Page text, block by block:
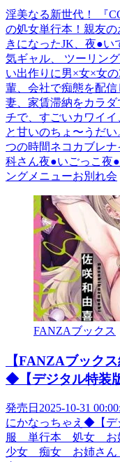
淫美なる新世代！ 『
の処女単行本！親友
きになったJK、夜●い
気ギャル、 ツーリン
い出作りに男×女×女
輩、会社で痴態を配
妻、家賃滞納をカラ
チで、すごいカワイ
と甘いのちょ〜うだ
つの時間ネコカブレ
科さん夜●いごっこ夜
ングメニューお別れ会
FANZAブックス
【FANZAブック
◆【デジタル特装
発売日2025-10-31
にかなっちゃえ◆【
服 単行本 処女 お
少女 痴女 お姉さ